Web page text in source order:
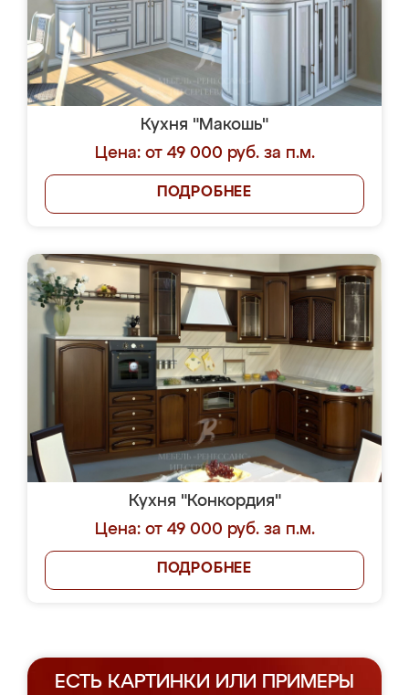
Кухня "Макошь"
Цена: от 49 000 руб. за п.м.
ПОДРОБНЕЕ
Кухня "Конкордия"
Цена: от 49 000 руб. за п.м.
ПОДРОБНЕЕ
ЕСТЬ КАРТИНКИ ИЛИ ПРИМЕРЫ